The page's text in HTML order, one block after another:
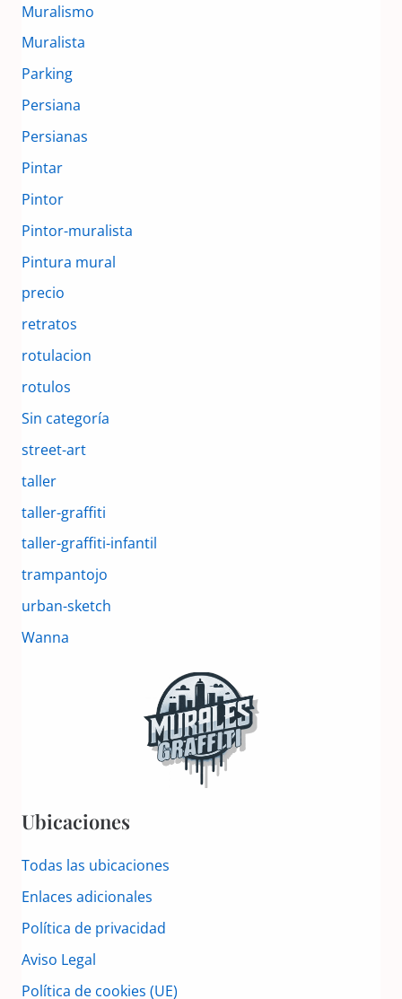
Muralismo
Muralista
Parking
Persiana
Persianas
Pintar
Pintor
Pintor-muralista
Pintura mural
precio
retratos
rotulacion
rotulos
Sin categoría
street-art
taller
taller-graffiti
taller-graffiti-infantil
trampantojo
urban-sketch
Wanna
Ubicaciones
Todas las ubicaciones
Enlaces adicionales
Política de privacidad
Aviso Legal
Política de cookies (UE)